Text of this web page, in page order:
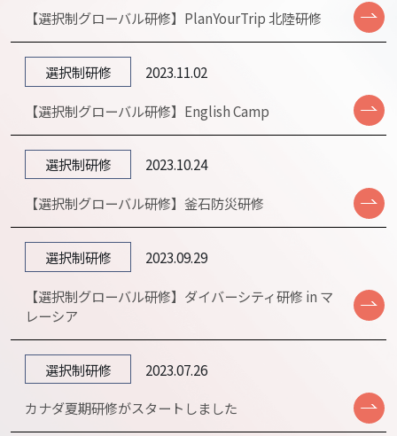
【選択制グローバル研修】PlanYourTrip 北陸研修
選択制研修
2023.11.02
【選択制グローバル研修】English Camp
選択制研修
2023.10.24
【選択制グローバル研修】釜石防災研修
選択制研修
2023.09.29
【選択制グローバル研修】ダイバーシティ研修 in マ
レーシア
選択制研修
2023.07.26
カナダ夏期研修がスタートしました